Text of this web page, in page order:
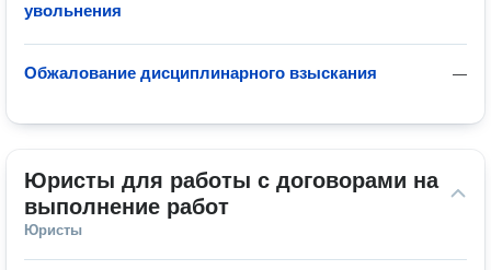
увольнения
—
Обжалование дисциплинарного взыскания
Юристы для работы с договорами на
выполнение работ
Юристы